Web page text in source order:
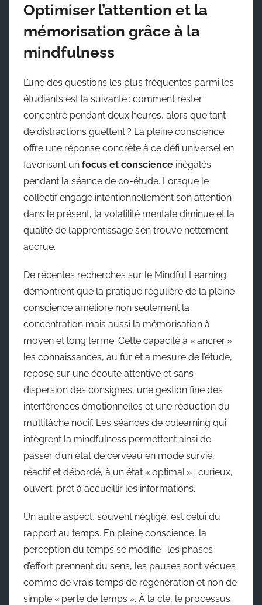
Optimiser l’attention et la
mémorisation grâce à la
mindfulness
L’une des questions les plus fréquentes parmi les
étudiants est la suivante : comment rester
concentré pendant deux heures, alors que tant
de distractions guettent ? La pleine conscience
offre une réponse concrète à ce défi universel en
favorisant un focus et conscience inégalés
pendant la séance de co-étude. Lorsque le
collectif engage intentionnellement son attention
dans le présent, la volatilité mentale diminue et la
qualité de l’apprentissage s’en trouve nettement
accrue.
De récentes recherches sur le Mindful Learning
démontrent que la pratique régulière de la pleine
conscience améliore non seulement la
concentration mais aussi la mémorisation à
moyen et long terme. Cette capacité à « ancrer »
les connaissances, au fur et à mesure de l’étude,
repose sur une écoute attentive et sans
dispersion des consignes, une gestion fine des
interférences émotionnelles et une réduction du
multitâche nocif. Les séances de colearning qui
intègrent la mindfulness permettent ainsi de
passer d’un état de cerveau en mode survie,
réactif et débordé, à un état « optimal » : curieux,
ouvert, prêt à accueillir les informations.
Un autre aspect, souvent négligé, est celui du
rapport au temps. En pleine conscience, la
perception du temps se modifie : les phases
d’effort prennent du sens, les pauses sont vécues
comme de vrais temps de régénération et non de
simple « perte de temps ». À la clé, le processus